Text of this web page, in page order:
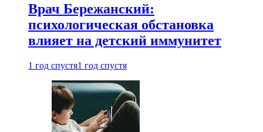
Врач Бережанский:
психологическая обстановка
влияет на детский иммунитет
1 год спустя1 год спустя